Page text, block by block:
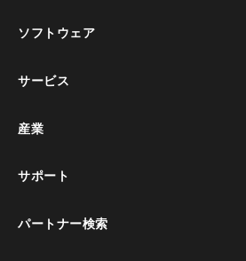
ソフトウェア
サービス
産業
サポート
パートナー検索